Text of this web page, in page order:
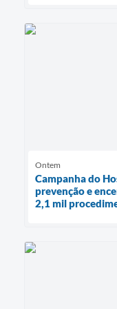
Ontem
Campanha do
prevenção e
2,1 mil